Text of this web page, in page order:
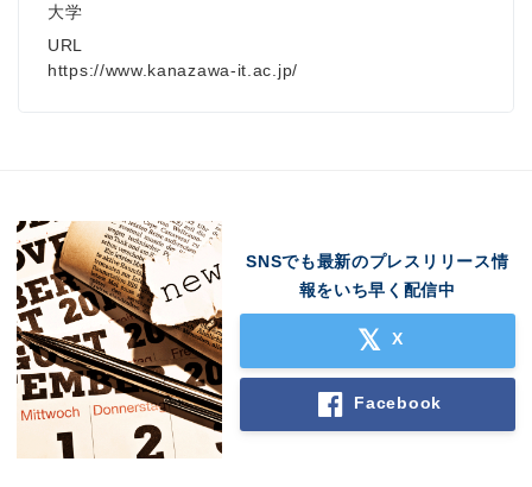
大学
URL
https://www.kanazawa-it.ac.jp/
SNSでも最新のプレスリリース情
報をいち早く配信中
X
Facebook